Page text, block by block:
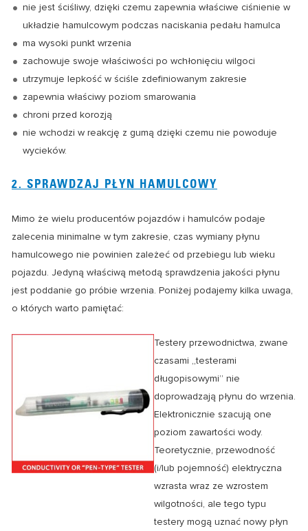
nie jest ściśliwy, dzięki czemu zapewnia właściwe ciśnienie w
układzie hamulcowym podczas naciskania pedału hamulca
ma wysoki punkt wrzenia
zachowuje swoje właściwości po wchłonięciu wilgoci
utrzymuje lepkość w ściśle zdefiniowanym zakresie
zapewnia właściwy poziom smarowania
chroni przed korozją
nie wchodzi w reakcję z gumą dzięki czemu nie powoduje
wycieków.
2. SPRAWDZAJ PŁYN HAMULCOWY
Mimo że wielu producentów pojazdów i hamulców podaje
zalecenia minimalne w tym zakresie, czas wymiany płynu
hamulcowego nie powinien zależeć od przebiegu lub wieku
pojazdu. Jedyną właściwą metodą sprawdzenia jakości płynu
jest poddanie go próbie wrzenia. Poniżej podajemy kilka uwaga,
o których warto pamiętać:
Testery przewodnictwa, zwane
czasami „testerami
długopisowymi” nie
doprowadzają płynu do wrzenia.
Elektronicznie szacują one
poziom zawartości wody.
Teoretycznie, przewodność
(i/lub pojemność) elektryczna
wzrasta wraz ze wzrostem
wilgotności, ale tego typu
testery mogą uznać nowy płyn